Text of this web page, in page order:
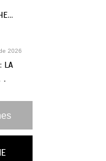
2026
LA